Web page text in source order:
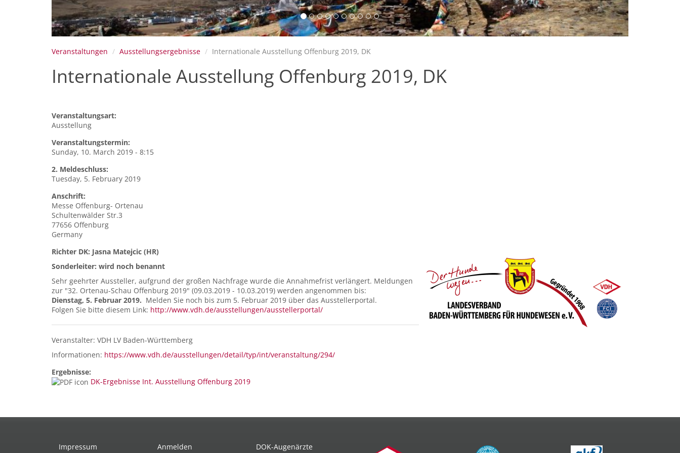
Veranstaltungen Ausstellungsergebnisse Internationale Ausstellung Offenburg 2019, DK
Internationale Ausstellung Offenburg 2019, DK
Veranstaltungsart:
Ausstellung
Veranstaltungstermin:
Sunday, 10. March 2019 - 8:15
2. Meldeschluss:
Tuesday, 5. February 2019
Anschrift:
Messe Offenburg- Ortenau
Schultenwälder Str.3
77656 Offenburg
Germany
Richter DK: Jasna Matejcic (HR)
Sonderleiter: wird noch benannt
Sehr geehrter Aussteller, aufgrund der großen Nachfrage wurde die Annahmefrist verlängert. Meldungen
zur "32. Ortenau-Schau Offenburg 2019" (09.03.2019 - 10.03.2019) werden angenommen bis:
Dienstag, 5. Februar 2019. Melden Sie noch bis zum 5. Februar 2019 über das Ausstellerportal.
Folgen Sie bitte diesem Link: http://www.vdh.de/ausstellungen/ausstellerportal/
Veranstalter: VDH LV Baden-Württemberg
Informationen: https://www.vdh.de/ausstellungen/detail/typ/int/veranstaltung/294/
Ergebnisse:
DK-Ergebnisse Int. Ausstellung Offenburg 2019
Impressum
Anmelden
DOK-Augenärzte